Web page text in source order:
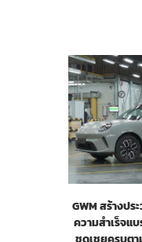
GWM สร้างปร
ความสำเร็จแ